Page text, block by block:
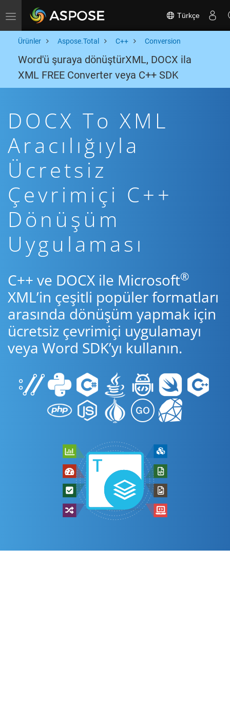
Toggle navigation Türkçe
Ürünler Aspose.Total C++ Conversion
Word'ü şuraya dönüştürXML, DOCX ila
XML FREE Converter veya C++ SDK
DOCX To XML
Aracılığıyla
Ücretsiz
Çevrimiçi C++
Dönüşüm
Uygulaması
C++ ve DOCX ile Microsoft®
XML’in çeşitli popüler formatları
arasında dönüşüm yapmak için
ücretsiz çevrimiçi uygulamayı
veya Word SDK’yı kullanın.